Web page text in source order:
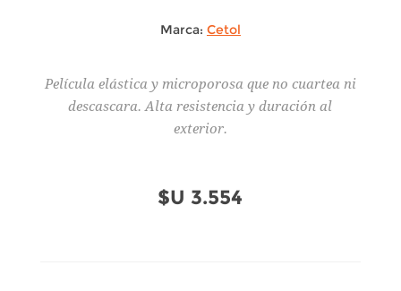
Marca: Cetol
Película elástica y microporosa que no cuartea ni
descascara. Alta resistencia y duración al
exterior.
$U 3.554